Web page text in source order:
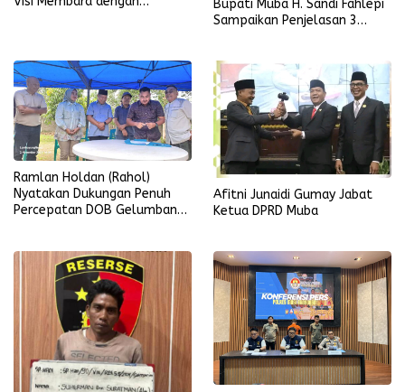
Bupati Muba H. Sandi Fahlepi
Sampaikan Penjelasan 3
Ramlan Holdan (Rahol)
Nyatakan Dukungan Penuh
Percepatan DOB Gelumbang
Afitni Junaidi Gumay Jabat
Ketua DPRD Muba